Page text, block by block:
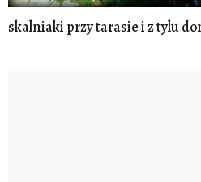
skalniaki przy tarasie i z tylu